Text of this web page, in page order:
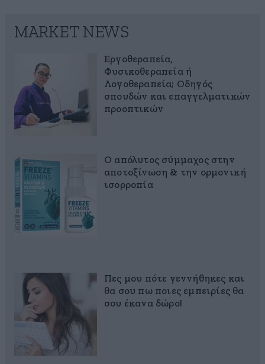
MARKET NEWS
Εργοθεραπεία,
Φυσικοθεραπεία ή
Λογοθεραπεία; Οδηγός
σπουδών και επαγγελματικών
προοπτικών
Ο απόλυτος σύμμαχος στην
αποτοξίνωση & την ορμονική
ισορροπία
Πες μου πότε γεννήθηκες και
θα σου πω ποιες εμπειρίες θα
σου έκανα δώρο!